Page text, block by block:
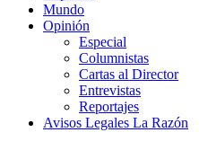
Mundo
Opinión
Especial
Columnistas
Cartas al Director
Entrevistas
Reportajes
Avisos Legales La Razón